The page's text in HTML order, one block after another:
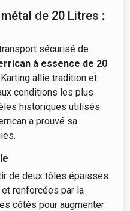
de 20 Litres :
sécurisé de
à essence de 20
allie tradition et
conditions les plus
historiques utilisés
a prouvé sa
de deux tôles épaisses
renforcées par la
côtés pour augmenter